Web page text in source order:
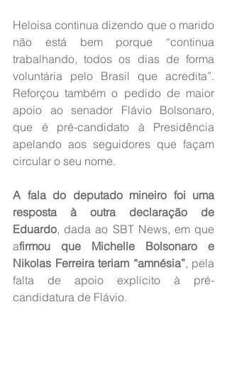
Heloisa continua dizendo que o marido
não está bem porque “continua
trabalhando, todos os dias de forma
voluntária pelo Brasil que acredita”.
Reforçou também o pedido de maior
apoio ao senador Flávio Bolsonaro,
que é pré-candidato à Presidência
apelando aos seguidores que façam
circular o seu nome.
A fala do deputado mineiro foi uma
resposta à outra declaração de
Eduardo, dada ao SBT News, em que
afirmou que Michelle Bolsonaro e
Nikolas Ferreira teriam “amnésia”, pela
falta de apoio explícito à pré-
candidatura de Flávio.